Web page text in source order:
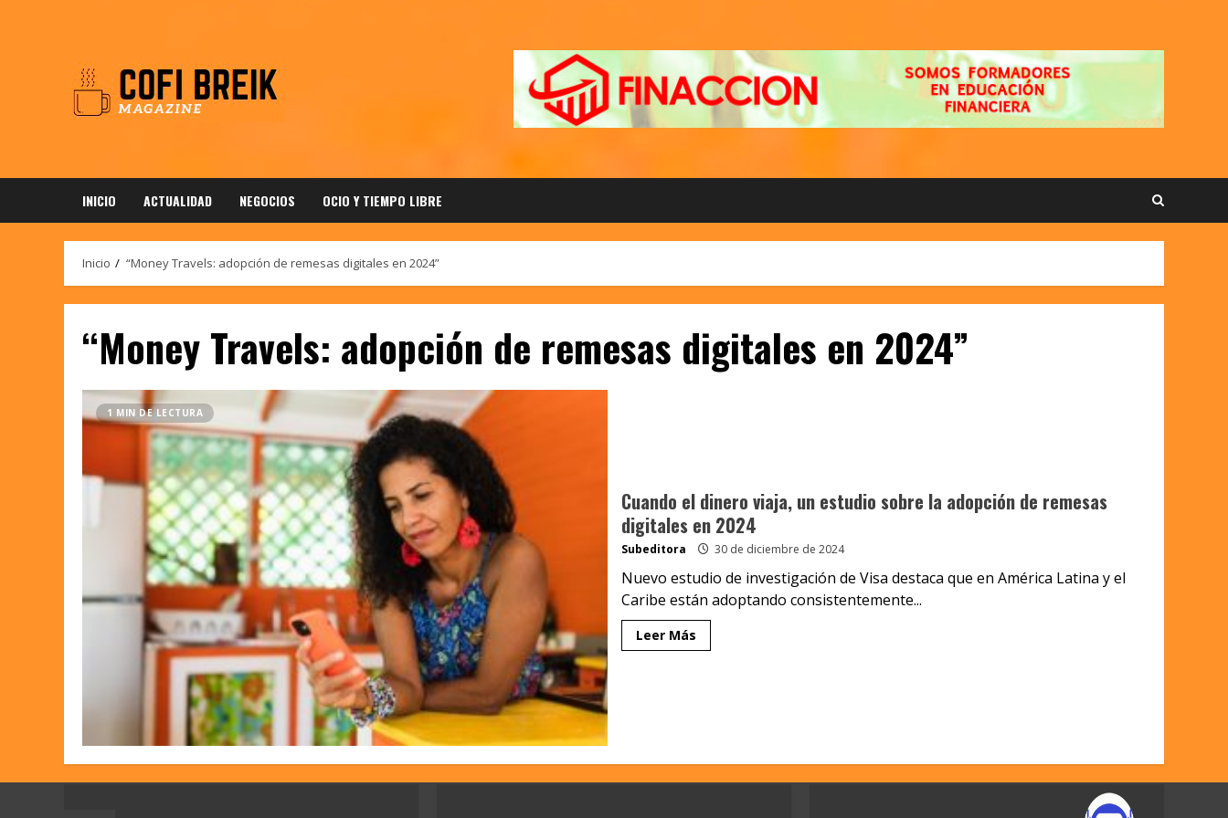
INICIO ACTUALIDAD NEGOCIOS OCIO Y TIEMPO LIBRE
Inicio “Money Travels: adopción de remesas digitales en 2024”
“Money Travels: adopción de remesas digitales en 2024”
1 MIN DE LECTURA
Cuando el dinero viaja, un estudio sobre la adopción de remesas
digitales en 2024
Subeditora 30 de diciembre de 2024
Nuevo estudio de investigación de Visa destaca que en América Latina y el
Caribe están adoptando consistentemente...
Leer Más